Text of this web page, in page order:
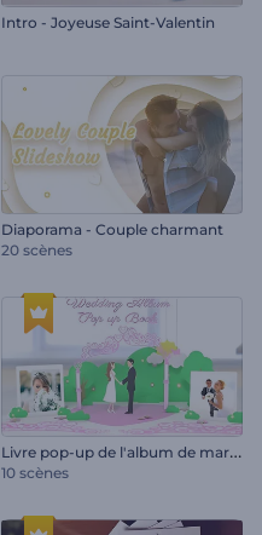
Intro - Joyeuse Saint-Valentin
Diaporama - Couple charmant
20 scènes
L
ivre pop-up de l'album de mariage
10 scènes